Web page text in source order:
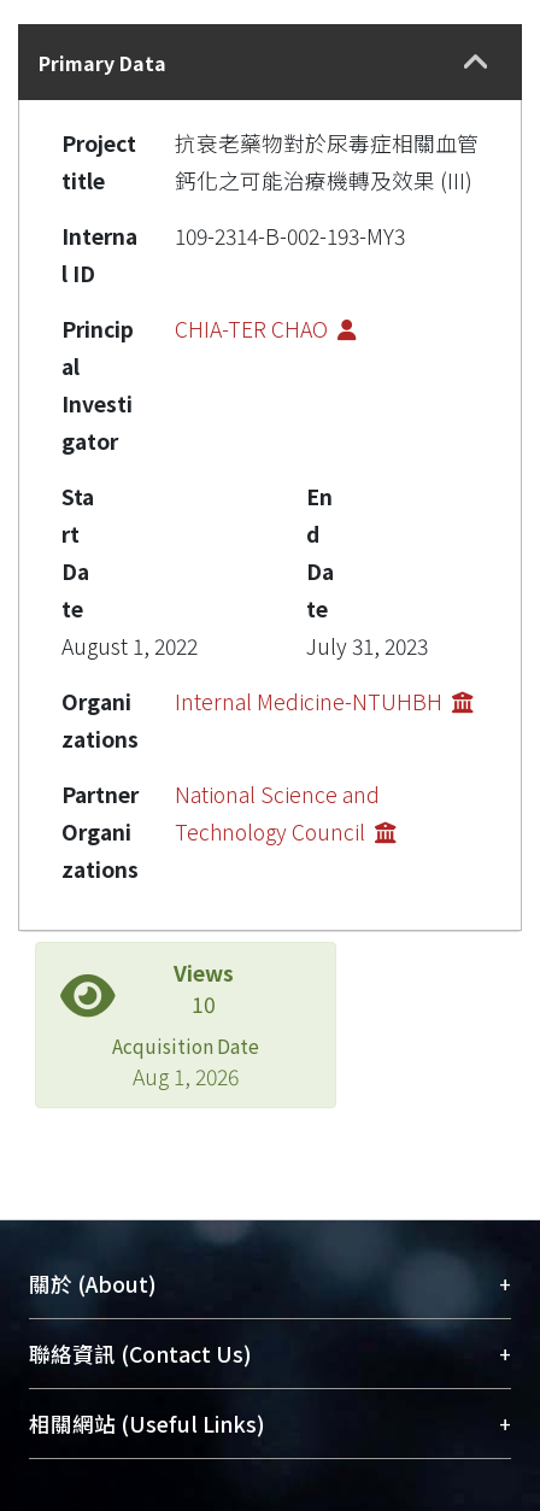
Details
Primary Data
Project
title
抗衰老藥物對於尿毒症相關血管
鈣化之可能治療機轉及效果 (III)
Interna
l ID
109-2314-B-002-193-MY3
Princip
al
Investi
gator
CHIA-TER CHAO
Sta
rt
Da
te
August 1, 2022
En
d
Da
te
July 31, 2023
Organi
zations
Internal Medicine-NTUHBH
Partner
Organi
zations
National Science and
Technology Council
Views
10
Acquisition Date
Aug 1, 2026
關於 (About) +
臺大位居世界頂尖大學之列，為永久珍藏及向國際
展現本校豐碩的研究成果及學術能量，圖書館整合
機構典藏（NTUR）與學術庫（AH）不同功能平
台，成為臺大學術典藏NTU scholars。期能整合研
聯絡資訊 (Contact Us) +
總館學科館員(Main Library)
醫學圖書館學科館員(Medical Library)
相關網站 (Useful Links) +